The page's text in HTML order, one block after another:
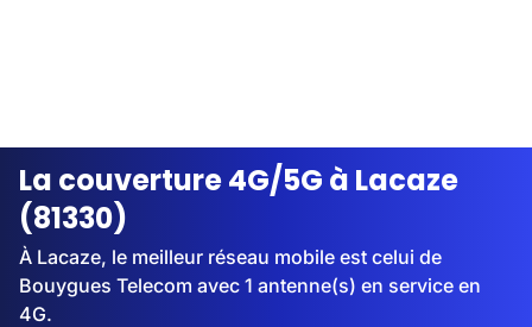
Streaming
La couverture 4G/5G à Lacaze
(81330)
À Lacaze, le meilleur réseau mobile est celui de
Bouygues Telecom avec 1 antenne(s) en service en
4G.